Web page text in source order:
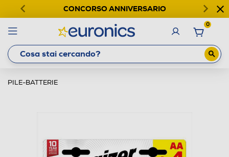
CONCORSO ANNIVERSARIO
0
PILE-BATTERIE